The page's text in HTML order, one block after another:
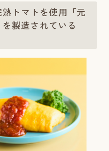
トマトを使用「元
製造されている